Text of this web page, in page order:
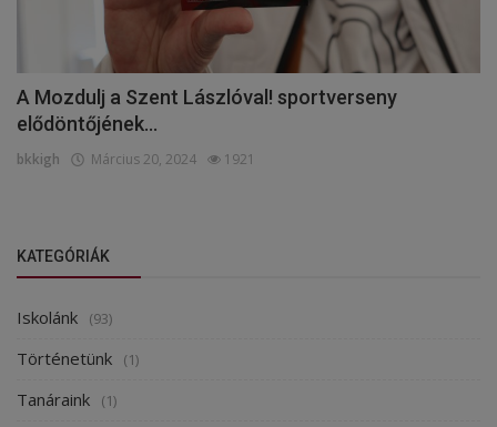
A Mozdulj a Szent Lászlóval! sportverseny
elődöntőjének...
bkkigh Március 20, 2024 1921
KATEGÓRIÁK
Iskolánk (93)
Történetünk (1)
Tanáraink (1)